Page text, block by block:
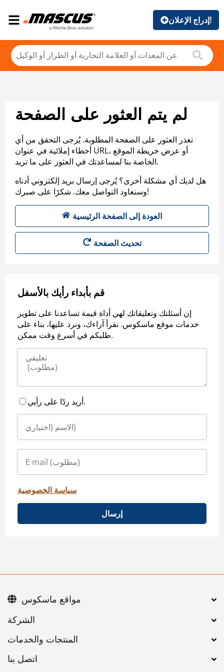
إدراج الإعلان!
لم يتم العثور على الصفحة
تعذر العثور على الصفحة المطلوبة. يُرجى التحقق من أي
أخطاء إملائية في عنوان URL، أو عرض خريطة الموقع
الخاصة بنا لمساعدتك في العثور على ما تريد.
هل لديك أي مشكلة أخرى؟ يُرجى إرسال بريد إلكتروني أدناه
وسنعاود التواصل معك. شكرًا على صبرك!
العودة إلى الصفحة الرئيسية
تحديث الصفحة
قم بأبداء رأيك بالأسفل
إن أسئلتك وتعليقاتك لهي أداة قيمة تساعدنا على تطوير
خدمات موقع ماسكوس. نقرأ آراءك، ونرد عليها، بناء على
طلبكم في أسرع وقت ممكن.
أريد ردًا على رأيي.
سياسة الخصوصية
إرسال
اتصل بنا
مواقع ماسكوس